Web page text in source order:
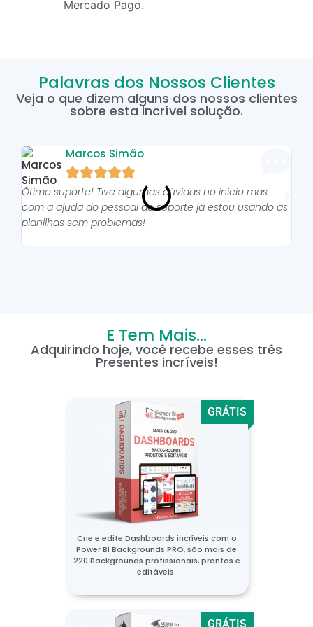
Mercado Pago.
Palavras dos Nossos Clientes
Veja o que dizem alguns dos nossos clientes
sobre esta incrível solução.
Marcos Simão

Ótimo suporte! Tive algumas dúvidas no inicio mas
com a ajuda do pessoal do suporte já estou usando as
planilhas sem problemas!
E Tem Mais...
Adquirindo hoje, você recebe esses três
Presentes incríveis!
GRÁTIS
Crie e edite Dashboards incríveis com o
Power BI Backgrounds PRO, são mais de
220 Backgrounds profissionais, prontos e
editáveis.
GRÁTIS